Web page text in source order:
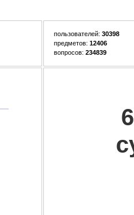
пользователей: 30398
предметов: 12406
вопросов: 234839